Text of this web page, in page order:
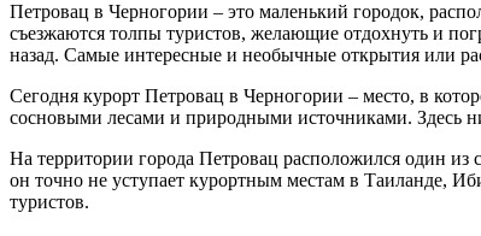
Петровац в Черногории – это маленький городок,
съезжаются толпы туристов, желающие отдохнуть и
назад. Самые интересные и необычные открытия или
Сегодня курорт Петровац в Черногории – место, в
сосновыми лесами и природными источниками. Здесь
На территории города Петровац расположился один
он точно не уступает курортным местам в Таиланде,
туристов.